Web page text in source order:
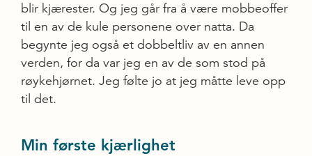
blir kjærester. Og jeg går fra å være mobbeoffer
til en av de kule personene over natta. Da
begynte jeg også et dobbeltliv av en annen
verden, for da var jeg en av de som stod på
røykehjørnet. Jeg følte jo at jeg måtte leve opp
til det.
Min første kjærlighet